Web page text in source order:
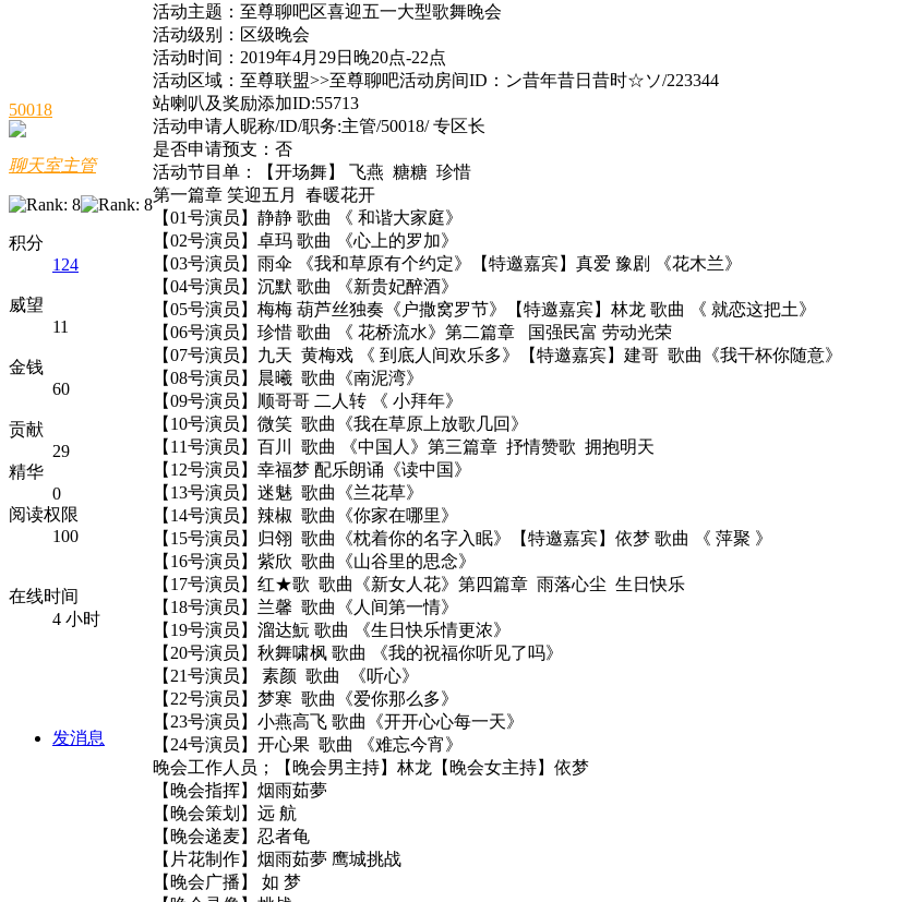
50018
聊天室主管
积分
124
威望
11
金钱
60
贡献
29
精华
0
阅读权限
100
在线时间
4 小时
发消息
活动主题：至尊聊吧区喜迎五一大型歌舞晚会
活动级别：区级晚会
活动时间：2019年4月29日晚20点-22点
活动区域：至尊联盟>>至尊聊吧活动房间ID：ン昔年昔日昔时☆ソ/223344
站喇叭及奖励添加ID:55713
活动申请人昵称/ID/职务:主管/50018/ 专区长
是否申请预支：否
活动节目单：【开场舞】 飞燕 糖糖 珍惜
第一篇章 笑迎五月 春暖花开
【01号演员】静静 歌曲 《 和谐大家庭》
【02号演员】卓玛 歌曲 《心上的罗加》
【03号演员】雨伞 《我和草原有个约定》【特邀嘉宾】真爱 豫剧 《花木兰》
【04号演员】沉默 歌曲 《新贵妃醉酒》
【05号演员】梅梅 葫芦丝独奏《户撒窝罗节》【特邀嘉宾】林龙 歌曲 《 就恋这把土》
【06号演员】珍惜 歌曲 《 花桥流水》第二篇章 国强民富 劳动光荣
【07号演员】九天 黄梅戏 《 到底人间欢乐多》【特邀嘉宾】建哥 歌曲《我干杯你随意》
【08号演员】晨曦 歌曲《南泥湾》
【09号演员】顺哥哥 二人转 《 小拜年》
【10号演员】微笑 歌曲《我在草原上放歌几回》
【11号演员】百川 歌曲 《中国人》第三篇章 抒情赞歌 拥抱明天
【12号演员】幸福梦 配乐朗诵《读中国》
【13号演员】迷魅 歌曲《兰花草》
【14号演员】辣椒 歌曲《你家在哪里》
【15号演员】归翎 歌曲《枕着你的名字入眠》【特邀嘉宾】依梦 歌曲 《 萍聚 》
【16号演员】紫欣 歌曲《山谷里的思念》
【17号演员】红★歌 歌曲《新女人花》第四篇章 雨落心尘 生日快乐
【18号演员】兰馨 歌曲《人间第一情》
【19号演员】溜达魭 歌曲 《生日快乐情更浓》
【20号演员】秋舞啸枫 歌曲 《我的祝福你听见了吗》
【21号演员】 素颜 歌曲 《听心》
【22号演员】梦寒 歌曲《爱你那么多》
【23号演员】小燕高飞 歌曲《开开心心每一天》
【24号演员】开心果 歌曲 《难忘今宵》
晚会工作人员；【晚会男主持】林龙【晚会女主持】依梦
【晚会指挥】烟雨茹夢
【晚会策划】远 航
【晚会递麦】忍者龟
【片花制作】烟雨茹夢 鹰城挑战
【晚会广播】 如 梦